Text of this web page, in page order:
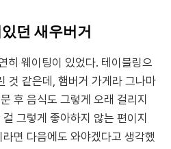
던 새우버거
히 웨이팅이 있었다. 테이블링으
것 같은데, 햄버거 가게라 그나마
후 음식도 그렇게 오래 걸리지
그렇게 좋아하지 않는 편이지
면 다음에도 와야겠다고 생각했